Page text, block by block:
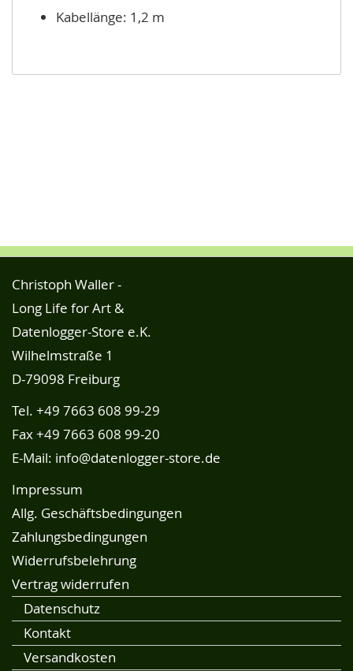
Kabellänge: 1,2 m
Christoph Waller -
Long Life for Art &
Datenlogger-Store e.K.
Wilhelmstraße 1
D-79098 Freiburg
Tel. +49 7663 608 99-29
Fax +49 7663 608 99-20
E-Mail: info@datenlogger-store.de
Impressum
Allg. Geschäftsbedingungen
Zahlungsbedingungen
Widerrufsbelehrung
Vertrag widerrufen
Datenschutz
Kontakt
Versandkosten